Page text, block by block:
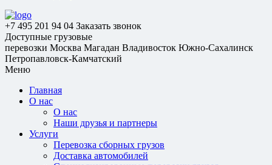
+7 495 201 94 04 Заказать звонок
Доступные грузовые
перевозки Москва Магадан Владивосток Южно-Сахалинск
Петропавловск-Камчатский
Меню
Главная
О нас
О нас
Наши друзья и партнеры
Услуги
Перевозка сборных грузов
Доставка автомобилей